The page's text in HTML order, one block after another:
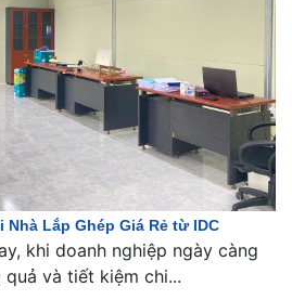
Lắp Ghép Giá Rẻ từ IDC
khi doanh nghiệp ngày càng
và tiết kiệm chi...